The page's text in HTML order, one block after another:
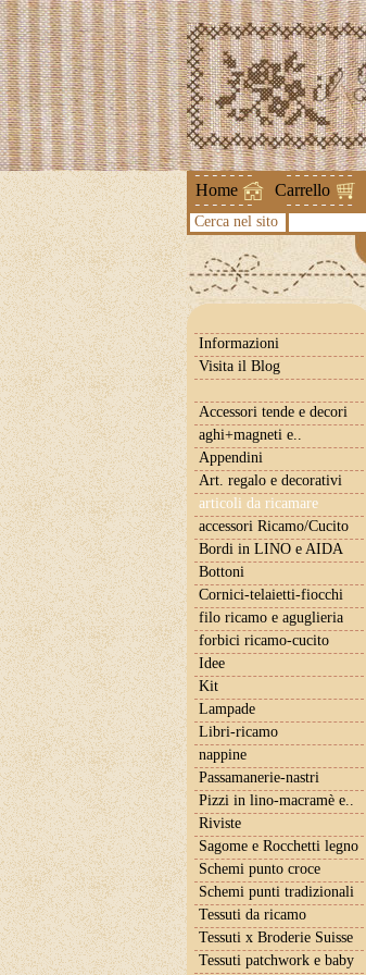
Home Carrello
Cerca nel sito
Informazioni
Visita il Blog
Accessori tende e decori
aghi+magneti e..
Appendini
Art. regalo e decorativi
articoli da ricamare
accessori Ricamo/Cucito
Bordi in LINO e AIDA
Bottoni
Cornici-telaietti-fiocchi
filo ricamo e aguglieria
forbici ricamo-cucito
Idee
Kit
Lampade
Libri-ricamo
nappine
Passamanerie-nastri
Pizzi in lino-macramè e..
Riviste
Sagome e Rocchetti legno
Schemi punto croce
Schemi punti tradizionali
Tessuti da ricamo
Tessuti x Broderie Suisse
Tessuti patchwork e baby